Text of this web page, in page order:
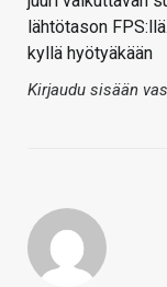
lähtötason
kyllä hyötyäkään
Kirjaudu sisään